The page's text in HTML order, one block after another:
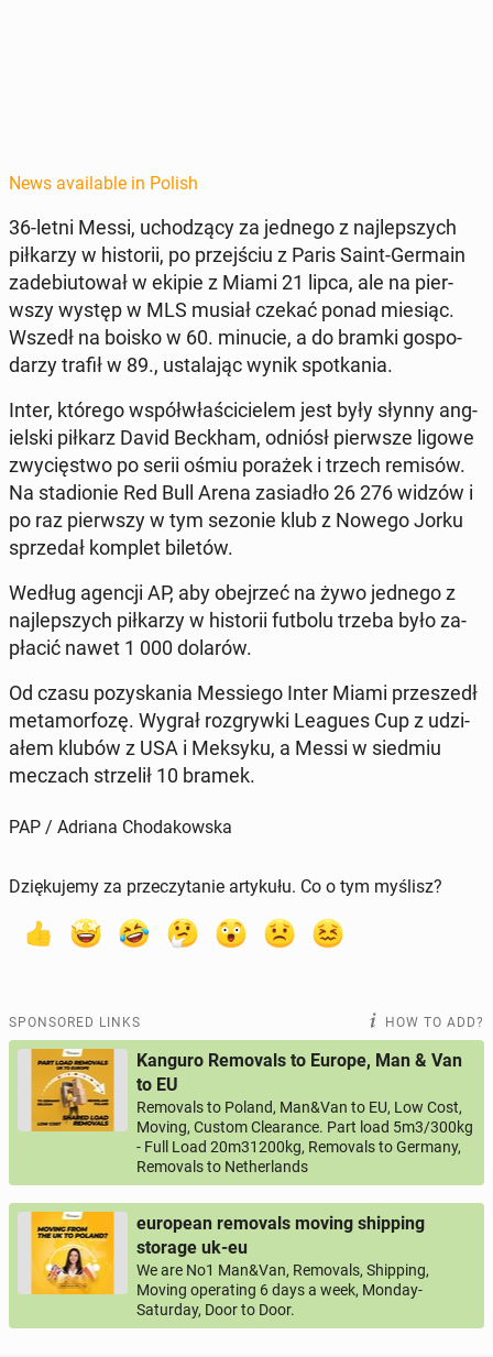
News available in Polish
36-letni Messi, uchodzą­cy za jednego z na­jlep­szych
piłkarzy w his­torii, po prze­jś­ciu z Paris Saint-Germain
zade­bi­u­tował w ekipie z Miami 21 lipca, ale na pier­
wszy występ w MLS musiał czekać ponad miesiąc.
Wszedł na boisko w 60. minucie, a do bramki gospo­
darzy trafił w 89., usta­la­jąc wynik spotka­nia.
Inter, którego współwłaś­ci­cielem jest były słynny ang­
iel­s­ki piłkarz David Beckham, odniósł pier­wsze ligowe
zwycięst­wo po serii ośmiu porażek i trzech remisów.
Na sta­dion­ie Red Bull Arena za­si­adło 26 276 widzów i
po raz pier­wszy w tym sezonie klub z Nowego Jorku
sprzedał komplet biletów.
Według agencji AP, aby obe­jrzeć na żywo jednego z
na­jlep­szych piłkarzy w his­torii futbolu trzeba było za­
płacić nawet 1 000 dolarów.
Od czasu pozyska­nia Messiego Inter Miami przeszedł
meta­mor­fozę. Wygrał roz­gry­w­ki Leagues Cup z udzi­
ałem klubów z USA i Meksyku, a Messi w siedmiu
meczach strzelił 10 bramek.
PAP / Adriana Chodakowska
Dziękujemy za przeczytanie artykułu. Co o tym myślisz?
SPONSORED LINKS HOW TO ADD?
Kanguro Removals to Europe, Man & Van
to EU
Removals to Poland, Man&Van to EU, Low Cost,
Moving, Custom Clearance. Part load 5m3/300kg
- Full Load 20m31200kg, Removals to Germany,
Removals to Netherlands
european removals moving shipping
storage uk-eu
We are No1 Man&Van, Removals, Shipping,
Moving operating 6 days a week, Monday-
Saturday, Door to Door.